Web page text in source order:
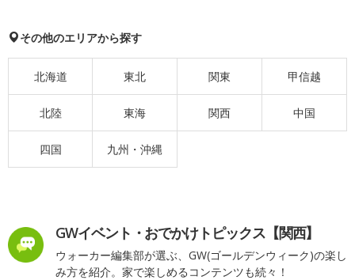
その他のエリアから探す
北海道 東北 関東 甲信越
北陸 東海 関西 中国
四国 九州・沖縄
GWイベント・おでかけトピックス【関西】
ウォーカー編集部が選ぶ、GW(ゴールデンウィーク)の楽し
み方を紹介。家で楽しめるコンテンツも続々！